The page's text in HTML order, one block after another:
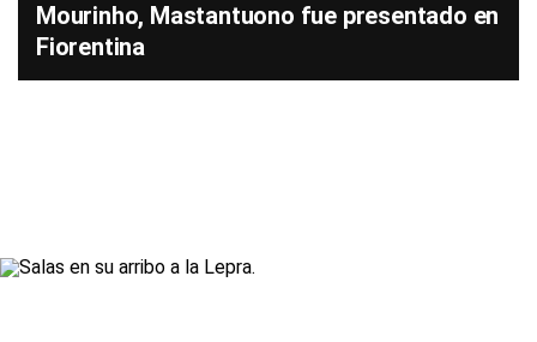
Mourinho, Mastantuono fue presentado en
Fiorentina